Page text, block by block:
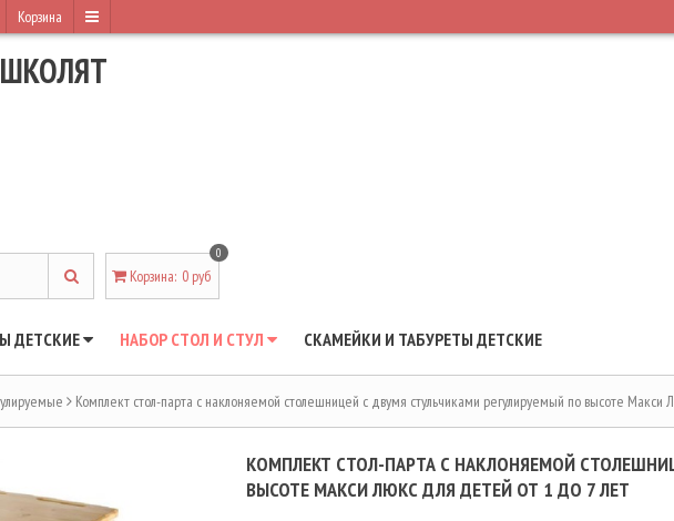
Корзина
Корзина:
0
0 руб
ДЕТСКИЕ НАБОР СТОЛ И СТУЛ СКАМЕЙКИ И ТАБУРЕТЫ ДЕТСКИЕ
Комплект стол-парта с наклоняемой столешницей с двумя стульчиками регулируемый по высоте
КОМПЛЕКТ СТОЛ-ПАРТА С НАКЛОНЯЕМОЙ
ВЫСОТЕ МАКСИ ЛЮКС ДЛЯ ДЕТЕЙ ОТ 1 ДО 7 ЛЕТ